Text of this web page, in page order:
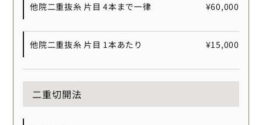
他院二重抜糸 片目 4本まで一律 ¥60,000
他院二重抜糸 片目 1本あたり ¥15,000
二重切開法